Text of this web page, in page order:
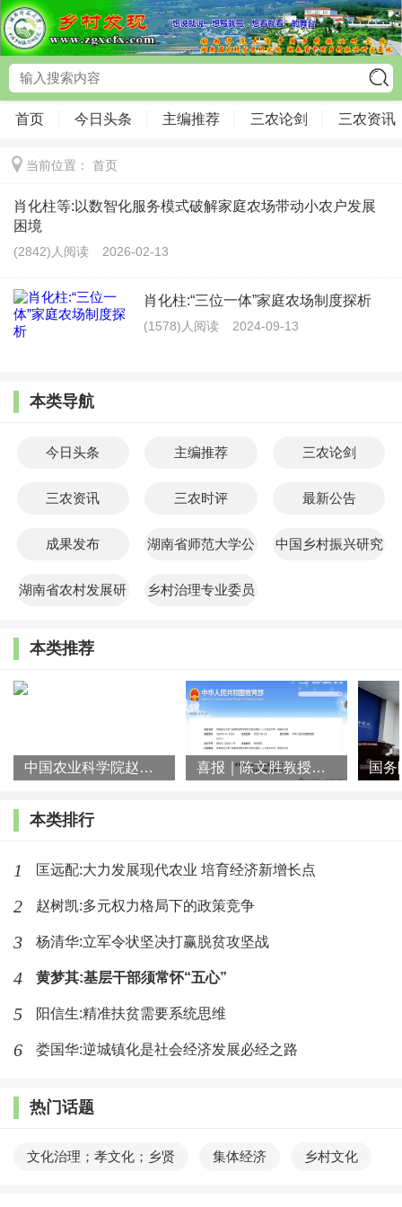
首页 今日头条 主编推荐 三农论剑 三农资讯
当前位置： 首页
肖化柱等:以数智化服务模式破解家庭农场带动小农户发展
困境
(2842)人阅读 2026-02-13
肖化柱:“三位一体”家庭农场制度探析
(1578)人阅读 2024-09-13
本类导航
今日头条 主编推荐 三农论剑
三农资讯 三农时评 最新公告
成果发布 湖南省师范大学公 中国乡村振兴研究
湖南省农村发展研
乡村治理专业委员
本类推荐
中国农业科学院赵阳先生一行到访湖南师大乡研院 喜报｜陈文胜教授团队荣获第十届教育部科学研究优秀成果奖（人文
本类排行
1 匡远配:大力发展现代农业 培育经济新增长点
2 赵树凯:多元权力格局下的政策竞争
3 杨清华:立军令状坚决打赢脱贫攻坚战
4 黄梦其:基层干部须常怀“五心”
5 阳信生:精准扶贫需要系统思维
6 娄国华:逆城镇化是社会经济发展必经之路
热门话题
文化治理；孝文化；乡贤 集体经济 乡村文化